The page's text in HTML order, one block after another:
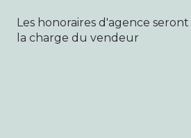
Les honoraires d'agence
la charge du vendeur